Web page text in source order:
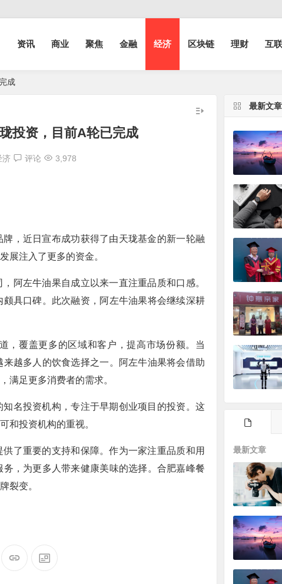
资讯 商业 聚焦 金融 经济 区块链 理财 互
成
投资，目前A轮已完成
济 评论 3,978
近日宣布成功获得了由天珑基金的新一轮融
展注入了更多的资金。
左牛油果自成立以来一直注重品质和口感。
具口碑。此次融资，阿左牛油果将会继续深耕
覆盖更多的区域和客户，提高市场份额。当
越多人的饮食选择之一。阿左牛油果将会借助
满足更多消费者的需求。
名投资机构，专注于早期创业项目的投资。这
和投资机构的重视。
重要的支持和保障。作为一家注重品质和用
，为更多人带来健康美味的选择。合肥嘉峰餐
裂变。
最新文章
最新文章